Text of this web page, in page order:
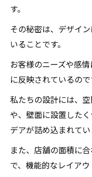
す。
その秘密は、デザイ
いることです。
お客様のニーズや感
に反映されているので
私たちの設計には、
や、壁面に設置した
デアが詰め込まれてい
また、店舗の面積に
で、機能的なレイアウ